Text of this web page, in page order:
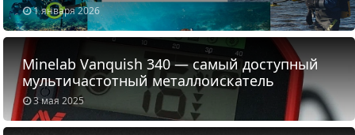
1 января 2026
3 мая 2025
Minelab Vanquish 340 — самый доступный
мультичастотный металлоискатель